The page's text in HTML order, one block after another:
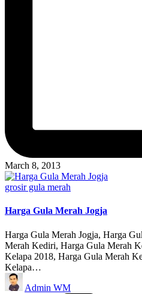
March 8, 2013
Posted
grosir gula merah
Harga Gula Merah Jogja
Harga Gula Merah Jogja, Harga
Merah Kediri, Harga Gula Merah
Kelapa 2018, Harga Gula Merah
Kelapa…
Posted
by
Admin WM